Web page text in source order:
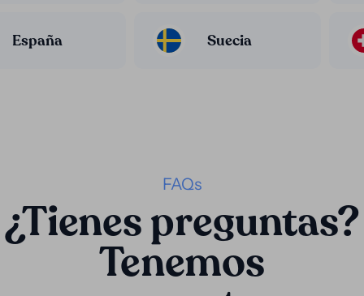
España Suecia
FAQs
¿Tienes preguntas?
Tenemos